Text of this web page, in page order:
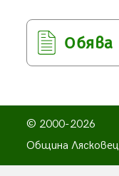
Обява
© 2000-2026
Община Лясковец